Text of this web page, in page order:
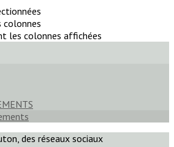
les colonnes affichées
des réseaux sociaux